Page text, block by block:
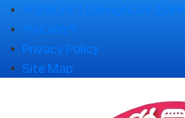
Skip
to
content
🌹잇팅나우ㅣEatingNOW 소개🌹
🌹NOWs🌹
Privacy Policy
Site Map